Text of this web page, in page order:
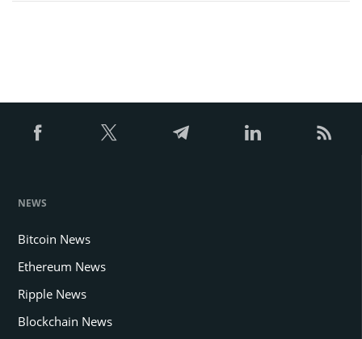
NEWS
Bitcoin News
Ethereum News
Ripple News
Blockchain News